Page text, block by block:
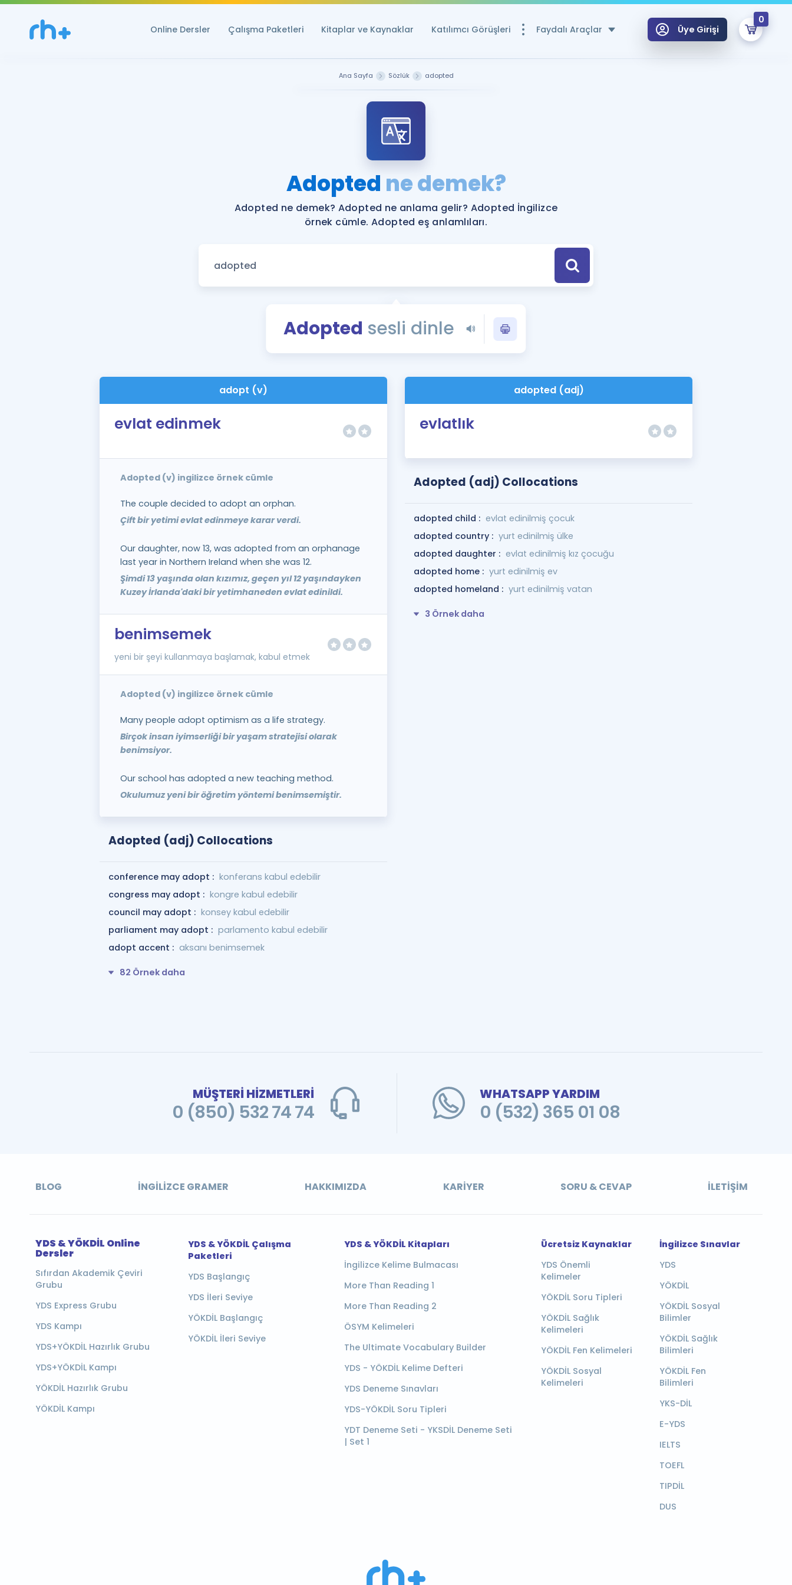
Online Dersler Çalışma Paketleri Kitaplar ve Kaynaklar Katılımcı Görüşleri Faydalı Araçlar
YDS ve YÖKDİL Puan Hesaplama Aracı
Rehberlik Aracı
YDS ve YÖKDİL'e Hazırlananlar için Öneriler
Tüm ÖSYM Sınavları Tek Takvimde
YDS - YÖKDİL Tüm Sınavlarla İlgili Haberler
İngilizce Gramer
Üye Girişi
0
Ana Sayfa Sözlük adopted
Adopted ne demek?
Adopted ne demek? Adopted ne anlama gelir? Adopted İngilizce
örnek cümle. Adopted eş anlamlıları.
Adopted sesli dinle
adopt (v)
evlat edinmek
Adopted (v) ingilizce örnek cümle
The couple decided to adopt an orphan.
Çift bir yetimi evlat edinmeye karar verdi.
Our daughter, now 13, was adopted from an orphanage
last year in Northern Ireland when she was 12.
Şimdi 13 yaşında olan kızımız, geçen yıl 12 yaşındayken
Kuzey İrlanda'daki bir yetimhaneden evlat edinildi.
benimsemek
yeni bir şeyi kullanmaya başlamak, kabul etmek
Adopted (v) ingilizce örnek cümle
Many people adopt optimism as a life strategy.
Birçok insan iyimserliği bir yaşam stratejisi olarak
benimsiyor.
Our school has adopted a new teaching method.
Okulumuz yeni bir öğretim yöntemi benimsemiştir.
Adopted (adj) Collocations
conference may adopt : konferans kabul edebilir
congress may adopt : kongre kabul edebilir
council may adopt : konsey kabul edebilir
parliament may adopt : parlamento kabul edebilir
adopt accent : aksanı benimsemek
82 Örnek daha
adopted (adj)
evlatlık
Adopted (adj) Collocations
adopted child : evlat edinilmiş çocuk
adopted country : yurt edinilmiş ülke
adopted daughter : evlat edinilmiş kız çocuğu
adopted home : yurt edinilmiş ev
adopted homeland : yurt edinilmiş vatan
3 Örnek daha
MÜŞTERİ HİZMETLERİ
0 (850) 532 74 74
WHATSAPP YARDIM
0 (532) 365 01 08
BLOG İNGILIZCE GRAMER HAKKIMIZDA KARIYER SORU & CEVAP İLETIŞIM
YDS & YÖKDİL Online
Dersler
Sıfırdan Akademik Çeviri
Grubu
YDS Express Grubu
YDS Kampı
YDS+YÖKDİL Hazırlık Grubu
YDS+YÖKDİL Kampı
YÖKDİL Hazırlık Grubu
YÖKDİL Kampı
YDS & YÖKDİL Çalışma
Paketleri
YDS Başlangıç
YDS İleri Seviye
YÖKDİL Başlangıç
YÖKDİL İleri Seviye
YDS & YÖKDİL Kitapları
İngilizce Kelime Bulmacası
More Than Reading 1
More Than Reading 2
ÖSYM Kelimeleri
The Ultimate Vocabulary Builder
YDS - YÖKDİL Kelime Defteri
YDS Deneme Sınavları
YDS-YÖKDİL Soru Tipleri
YDT Deneme Seti - YKSDİL Deneme Seti
| Set 1
Ücretsiz Kaynaklar
YDS Önemli
Kelimeler
YÖKDİL Soru Tipleri
YÖKDİL Sağlık
Kelimeleri
YÖKDİL Fen Kelimeleri
YÖKDİL Sosyal
Kelimeleri
İngilizce Sınavlar
YDS
YÖKDİL
YÖKDİL Sosyal
Bilimler
YÖKDİL Sağlık
Bilimleri
YÖKDİL Fen
Bilimleri
YKS-DİL
E-YDS
IELTS
TOEFL
TIPDİL
DUS